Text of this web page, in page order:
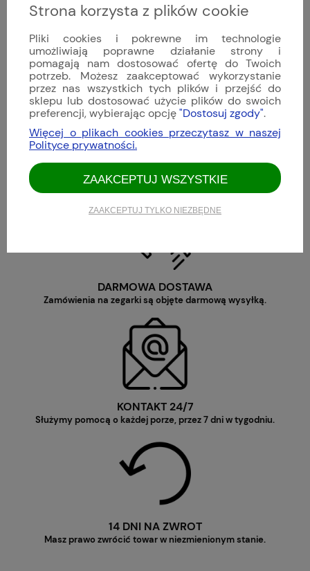
JAKOŚĆ PREMIUM
Oferujemy wyłącznie nowe, oryginalne produkty o najwyższej
jakości wykonania.
WYJĄTKOWA SELEKCJA
Zebraliśmy najlepsze i najciekawsze marki z całego świata, od
Niemiec po Singapur.
DARMOWA DOSTAWA
Zamówienia na zegarki są objęte darmową wysyłką.
KONTAKT 24/7
Służymy pomocą o każdej porze, przez 7 dni w tygodniu.
14 DNI NA ZWROT
Masz prawo zwrócić towar w niezmienionym stanie.
Strona korzysta z plików cookie
Pliki cookies i pokrewne im technologie
umożliwiają poprawne działanie strony i
pomagają nam dostosować ofertę do Twoich
potrzeb. Możesz zaakceptować wykorzystanie
przez nas wszystkich tych plików i przejść do
sklepu lub dostosować użycie plików do swoich
preferencji, wybierając opcję"Dostosuj zgody".
Więcej o plikach cookies przeczytasz w naszej
Polityce prywatności.
ZAAKCEPTUJ TYLKO NIEZBĘDNE
ZAAKCEPTUJ WSZYSTKIE